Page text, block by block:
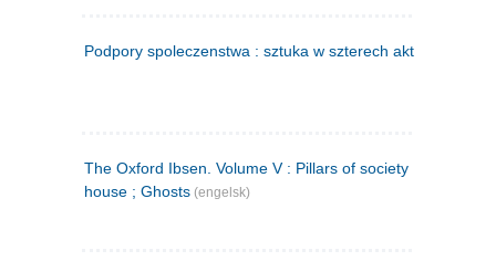
Podpory spoleczenstwa : sztuka w szterech aktach
The Oxford Ibsen. Volume V : Pillars of society ; A doll's
house ; Ghosts (engelsk)